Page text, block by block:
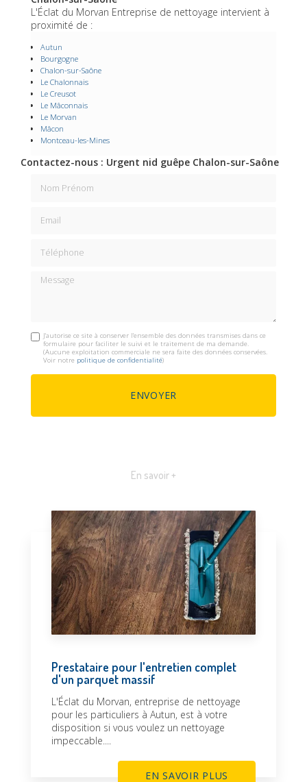
L'Éclat du Morvan Entreprise de nettoyage intervient à
proximité de :
Autun
Bourgogne
Chalon-sur-Saône
Le Chalonnais
Le Creusot
Le Mâconnais
Le Morvan
Mâcon
Montceau-les-Mines
Contactez-nous : Urgent nid guêpe Chalon-sur-Saône
Message
J'autorise ce site à conserver l'ensemble des données transmises dans ce
formulaire pour faciliter le suivi et le traitement de ma demande.
(Aucune exploitation commerciale ne sera faite des données conservées.
Voir notre politique de confidentialité)
En savoir +
Prestataire pour l'entretien complet
d'un parquet massif
L'Éclat du Morvan, entreprise de nettoyage
pour les particuliers à Autun, est à votre
disposition si vous voulez un nettoyage
impeccable....
EN SAVOIR PLUS